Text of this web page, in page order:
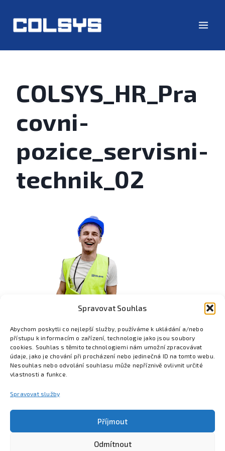
Spravovat Souhlas
Abychom poskytli co nejlepší služby, používáme k ukládání a/nebo
přístupu k informacím o zařízení, technologie jako jsou soubory
cookies. Souhlas s těmito technologiemi nám umožní zpracovávat
údaje, jako je chování při procházení nebo jedinečná ID na tomto webu.
Nesouhlas nebo odvolání souhlasu může nepříznivě ovlivnit určité
vlastnosti a funkce.
Spravovat služby
Příjmout
Odmítnout
COLSYS_HR_Pra
covni-
pozice_servisni-
technik_02
Volná místa Pro studenty